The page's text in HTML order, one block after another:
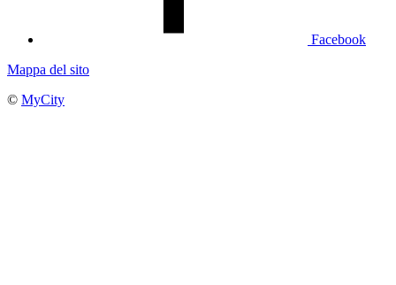
Facebook
Mappa del sito
© MyCity